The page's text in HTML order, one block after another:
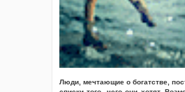
Люди, мечтающие о богатстве,